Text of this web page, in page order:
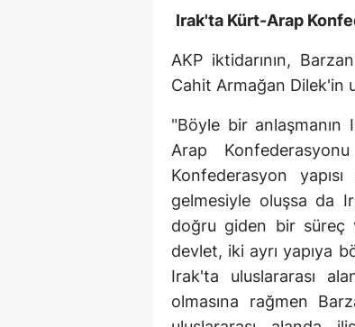
Irak'ta Kürt-Arap
AKP iktidarının,
Cahit Armağan Dilek'in
"Böyle bir anlaşmanın
Arap
Konfederasyon
gelmesiyle oluşsa da
doğru giden bir
devlet, iki ayrı yapıya
Irak'ta uluslararası
olmasına rağmen